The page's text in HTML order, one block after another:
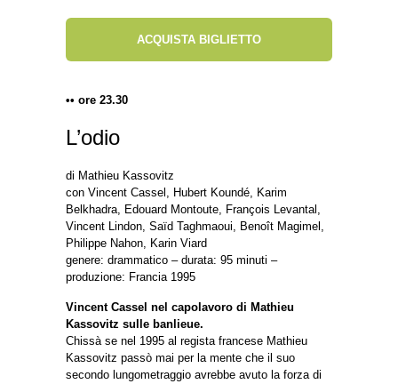
ACQUISTA BIGLIETTO
•• ore 23.30
L’odio
di Mathieu Kassovitz
con Vincent Cassel, Hubert Koundé, Karim
Belkhadra, Edouard Montoute, François Levantal,
Vincent Lindon, Saïd Taghmaoui, Benoît Magimel,
Philippe Nahon, Karin Viard
genere: drammatico – durata: 95 minuti –
produzione: Francia 1995
Vincent Cassel nel capolavoro di Mathieu
Kassovitz sulle banlieue.
Chissà se nel 1995 al regista francese Mathieu
Kassovitz passò mai per la mente che il suo
secondo lungometraggio avrebbe avuto la forza di